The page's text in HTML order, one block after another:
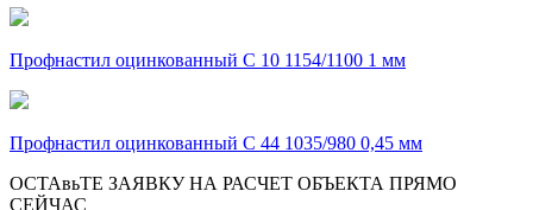
Профнастил оцинкованный С 10 1154/1100 1 мм
Профнастил оцинкованный С 44 1035/980 0,45 мм
ОСТАвьТЕ ЗАЯВКУ НА РАСЧЕТ ОБЪЕКТА ПРЯМО
СЕЙЧАС